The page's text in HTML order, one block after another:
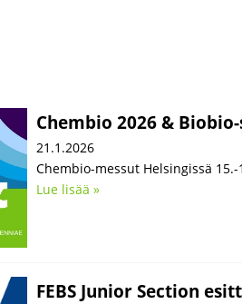
Chembio 2026 &
21.1.2026
Chembio-messut Helsingissä
Lue lisää »
FEBS Junior Section